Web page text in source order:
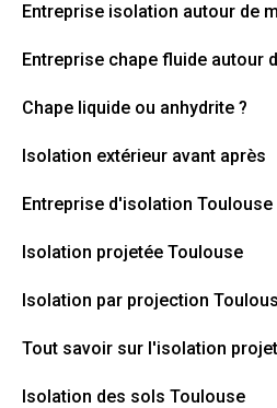
Entreprise isolation autour de
Entreprise chape fluide autour
Chape liquide ou anhydrite ?
Isolation extérieur avant après
Entreprise d'isolation Toulouse
Isolation projetée Toulouse
Isolation par projection
Tout savoir sur l'isolation
Isolation des sols Toulouse